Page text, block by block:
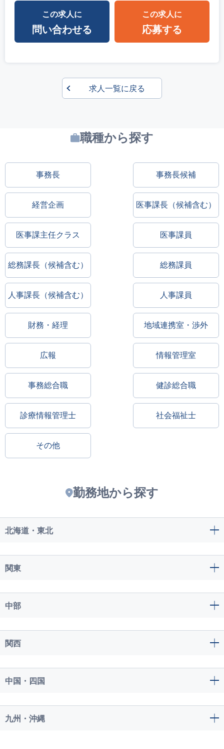
この求人に
問い合わせる
この求人に
応募する
求人一覧に戻る
職種から探す
事務長 事務長候補
経営企画 医事課長（候補含む）
医事課主任クラス 医事課員
総務課長（候補含む） 総務課員
人事課長（候補含む） 人事課員
財務・経理 地域連携室・渉外
広報 情報管理室
事務総合職 健診総合職
診療情報管理士 社会福祉士
その他
勤務地から探す
北海道・東北
関東
中部
関西
中国・四国
九州・沖縄